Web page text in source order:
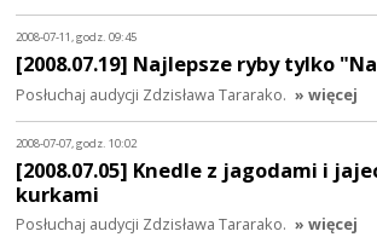
2008-07-11, godz. 09:45
[2008.07.19] Najlepsze ryby tylko
Posłuchaj audycji Zdzisława Tararako. » więcej
2008-07-07, godz. 10:02
[2008.07.05] Knedle z jagodami i
kurkami
Posłuchaj audycji Zdzisława Tararako. » więcej